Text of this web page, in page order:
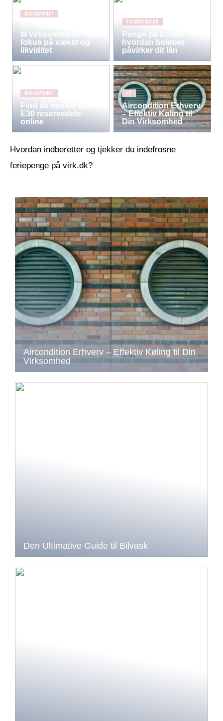
ØKONOMI
til virksomheder med
fokus på vækst og
likviditet
TENDENSER
Penge på konto:
hvordan beløbet
påvirker dit lån
ØKONOMI
Find de bedste BMW
E30 reservedele
online
IT
Aircondition Erhverv
– Effektiv Køling til
Din Virksomhed
Hvordan indberetter og tjekker du indefrosne
feriepenge på virk.dk?
Aircondition Erhverv – Effektiv Køling til Din
Virksomhed
Den Ultimative Guide til Bilvask